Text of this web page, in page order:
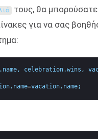
τους, θα
για να σας
name, celebration.wins ,
. name=vacation. name;